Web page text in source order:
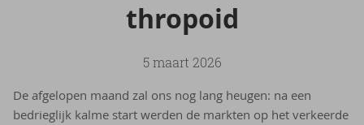
thro­poid
5 maart 2026
De afgelopen maand zal ons nog lang heugen: na een
bedrieglijk kalme start werden de markten op het verkeerde